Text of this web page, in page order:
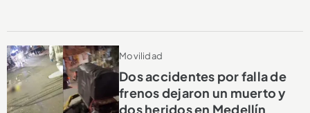
Movilidad
Dos accidentes por falla de
frenos dejaron un muerto y
dos heridos en Medellín